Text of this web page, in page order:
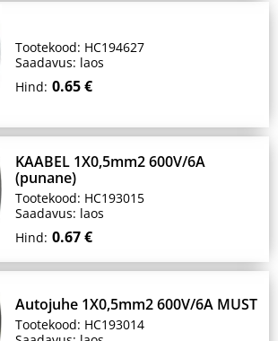
Tootekood: HC194627
Saadavus: laos
Hind: 0.65 €
KAABEL 1X0,5mm2 600V/6A
(punane)
Tootekood: HC193015
Saadavus: laos
Hind: 0.67 €
Autojuhe 1X0,5mm2 600V/6A MUST
Tootekood: HC193014